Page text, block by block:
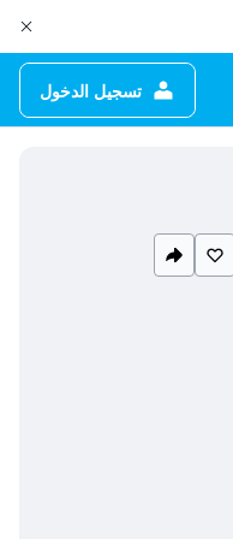
تسجيل الدخول